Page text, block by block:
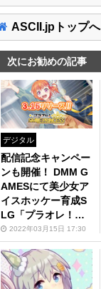
ASCII.jpトップへ
次にお勧めの記事
デジタル
配信記念キャンペー
ンも開催！ DMM G
AMESにて美少女ア
イスホッケー育成S
LG「プラオレ！～S
MILE PRINCESS
～」リリース
2022年03月15日 17:30